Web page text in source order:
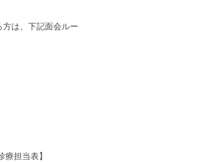
は、下記面会ルー
担当表】